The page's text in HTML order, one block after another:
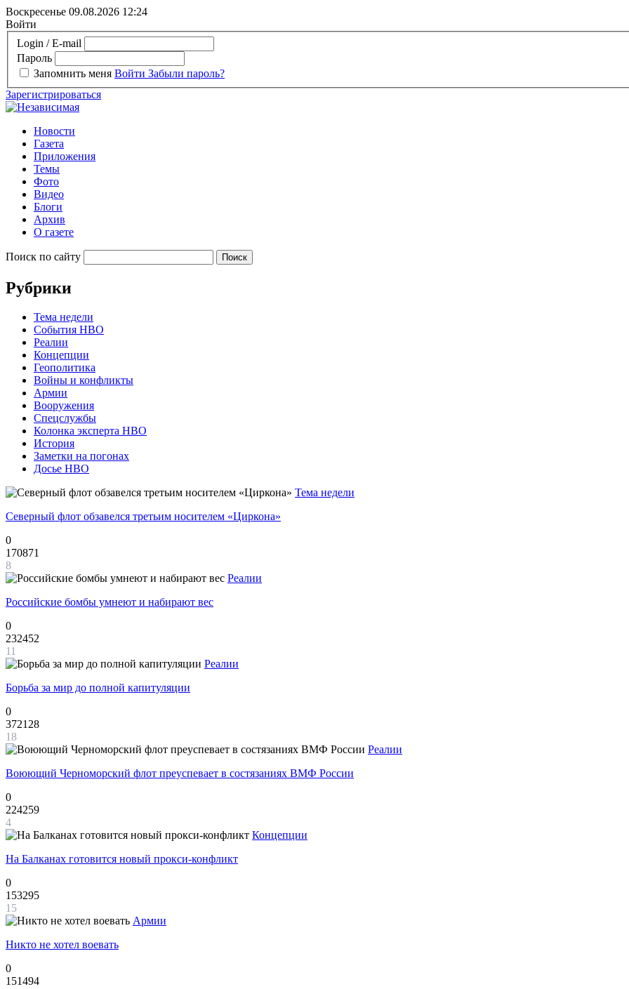
Воскресенье 09.08.2026 12:24
Войти
Login / E-mail
Пароль
Запомнить меня Войти Забыли пароль?
Зарегистрироваться
Новости
Газета
Приложения
Темы
Фото
Видео
Блоги
Архив
О газете
Поиск по сайту
Рубрики
Тема недели
События НВО
Реалии
Концепции
Геополитика
Войны и конфликты
Армии
Вооружения
Спецслужбы
Колонка эксперта НВО
История
Заметки на погонах
Досье НВО
Тема недели
Северный флот обзавелся третьим носителем «Циркона»
0
170871
8
Реалии
Российские бомбы умнеют и набирают вес
0
232452
11
Реалии
Борьба за мир до полной капитуляции
0
372128
18
Реалии
Воюющий Черноморский флот преуспевает в состязаниях ВМФ России
0
224259
4
Концепции
На Балканах готовится новый прокси-конфликт
0
153295
15
Армии
Никто не хотел воевать
0
151494